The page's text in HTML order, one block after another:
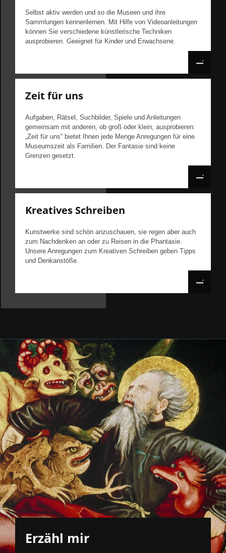
Selbst aktiv werden und so die Museen und ihre
Sammlungen kennenlernen. Mit Hilfe von Videoanleitungen
können Sie verschiedene künstlerische Techniken
ausprobieren. Geeignet für Kinder und Erwachsene.
Zeit für uns
Aufgaben, Rätsel, Suchbilder, Spiele und Anleitungen
gemeinsam mit anderen, ob groß oder klein, ausprobieren:
„Zeit für uns“ bietet Ihnen jede Menge Anregungen für eine
Museumszeit als Familien. Der Fantasie sind keine
Grenzen gesetzt.
Kreatives Schreiben
Kunstwerke sind schön anzuschauen, sie regen aber auch
zum Nachdenken an oder zu Reisen in die Phantasie.
Unsere Anregungen zum Kreativen Schreiben geben Tipps
und Denkanstöße.
Erzähl mir